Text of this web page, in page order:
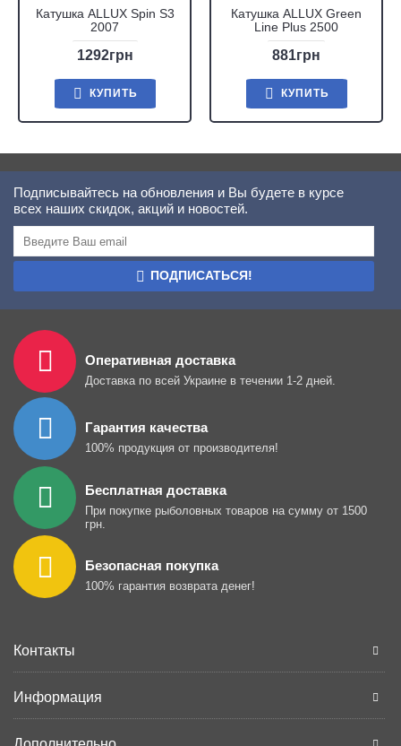
Катушка ALLUX Spin S3
2007
1292грн
КУПИТЬ
Катушка ALLUX Green
Line Plus 2500
881грн
КУПИТЬ
Подписывайтесь на обновления и Вы будете в курсе
всех наших скидок, акций и новостей.
ПОДПИСАТЬСЯ!
Оперативная доставка
Доставка по всей Украине в течении 1-2 дней.
Гарантия качества
100% продукция от производителя!
Бесплатная доставка
При покупке рыболовных товаров на сумму от 1500
грн.
Безопасная покупка
100% гарантия возврата денег!
Контакты
Информация